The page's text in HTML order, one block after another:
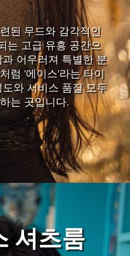
된 무드와 감각적인
는 고급 유흥 공간으
어우러져 특별한 분
럼 '에이스'라는 타이
와 서비스 품질 모두
는 곳입니다.
셔츠룸